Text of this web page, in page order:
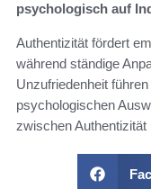
psychologisch auf
Authentizität fördert
während ständige
Unzufriedenheit
psychologischen
zwischen